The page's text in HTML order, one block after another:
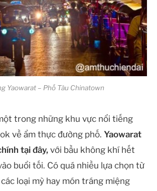
Yaowarat – Phố Tàu Chinatown
trong những khu vực nổi tiếng
về ẩm thực đường phố. Yaowarat
tại đây, với bầu không khí hết
buổi tối. Có quá nhiều lựa chọn từ
loại mỳ hay món tráng miệng